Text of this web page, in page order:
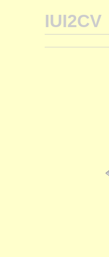
IUI2CV